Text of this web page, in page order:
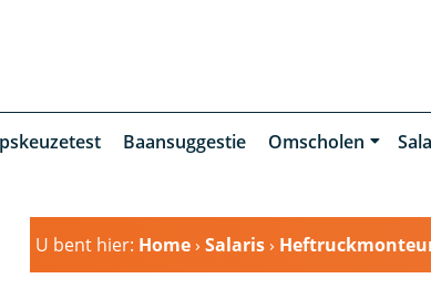
Baansuggestie Omscholen
U bent hier: Home›Salaris›